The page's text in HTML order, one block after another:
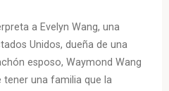
a Evelyn Wang, una
Unidos, dueña de una
esposo, Waymond Wang
tener una familia que la